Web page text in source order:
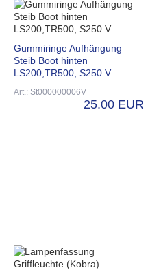
Gummiringe Aufhängung
Steib Boot hinten
LS200,TR500, S250 V
Art.: St000000006V
25.00 EUR